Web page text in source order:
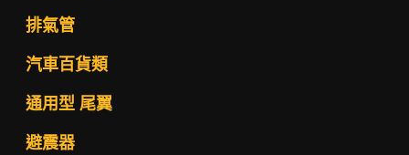
排氣管
汽車百貨類
通用型 尾翼
避震器